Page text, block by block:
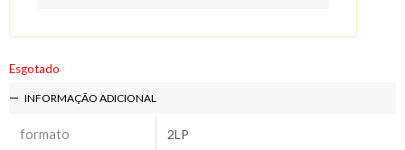
Esgotado
INFORMAÇÃO ADICIONAL
formato 2LP